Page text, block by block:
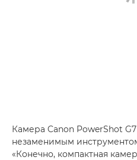
Камера Canon PowerShot G7
незаменимым
«Конечно, компактная